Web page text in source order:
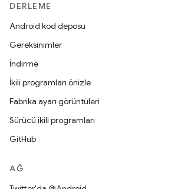
DERLEME
Android kod deposu
Gereksinimler
İndirme
İkili programları önizle
Fabrika ayarı görüntüleri
Sürücü ikili programları
GitHub
AĞ